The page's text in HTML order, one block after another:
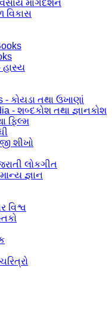
માર્ગદર્શન
વિકાસ
હાસ્ય
- કોયડા તથા ઉખાણાં
- શબ્દકોશ તથા જ્ઞાનકોશ
ફિલ્મ
શીખો
લોકગીત
જ્ઞાન
વિશ્વ